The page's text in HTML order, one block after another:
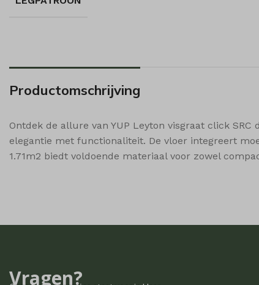
Productomschrijving
Ontdek de allure van YUP Leyton visgraat click
elegantie met functionaliteit. De vloer integreert
1.71m2 biedt voldoende materiaal voor zowel
Vragen?